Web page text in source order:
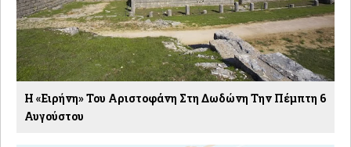
Η «Ειρήνη» Του Αριστοφάνη Στη Δωδώνη Την Πέμπτη 6
Αυγούστου